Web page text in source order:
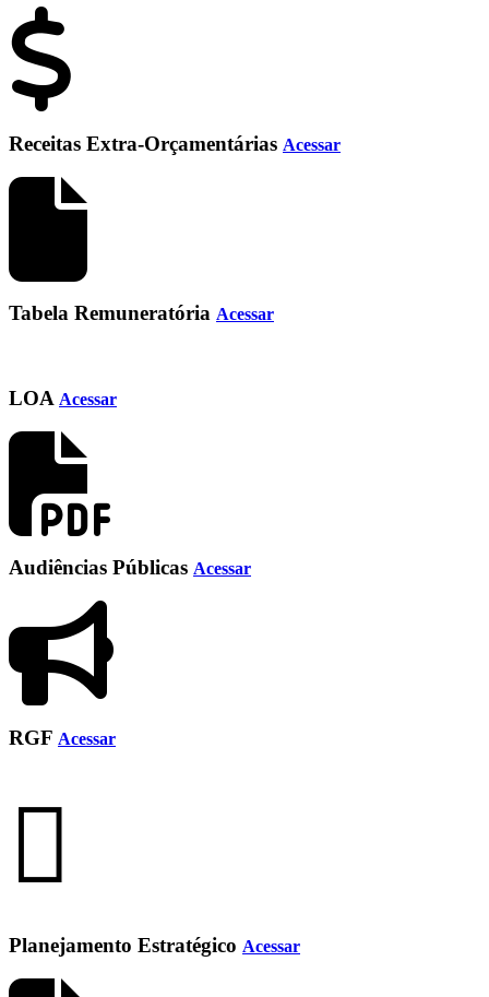
Receitas Extra-Orçamentárias Acessar
Tabela Remuneratória Acessar
LOA Acessar
Audiências Públicas Acessar
RGF Acessar
Planejamento Estratégico Acessar